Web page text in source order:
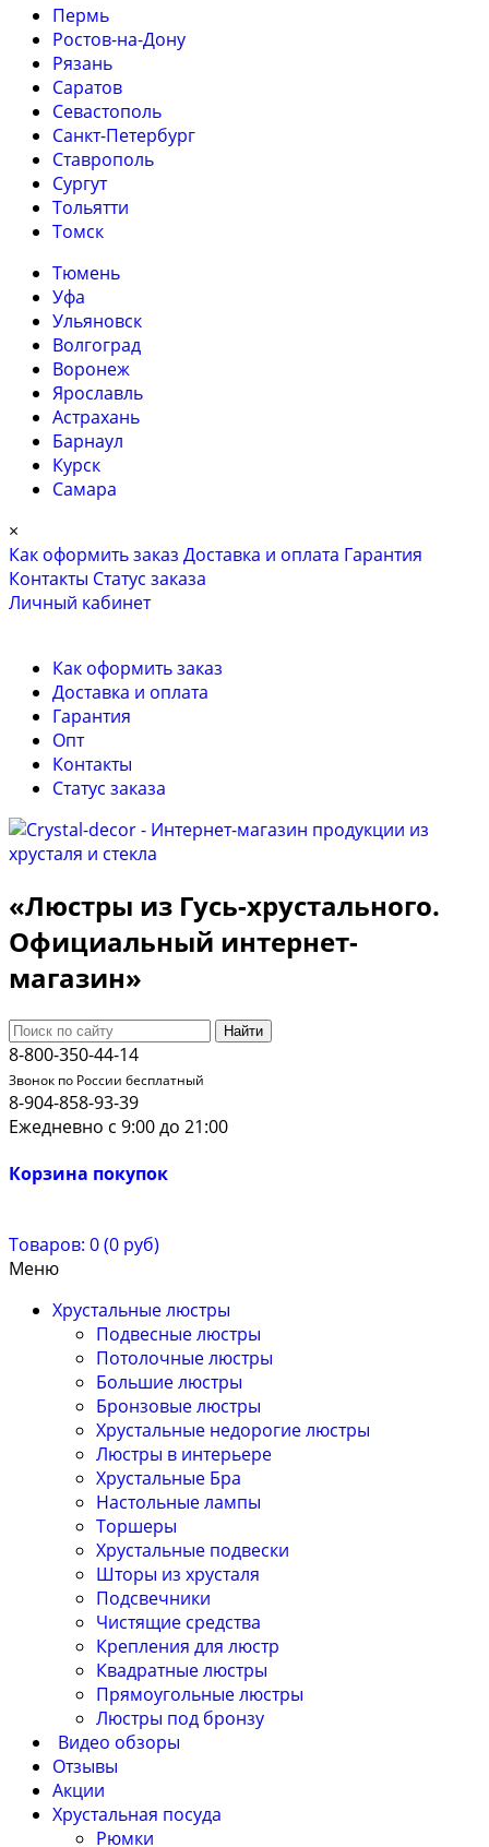
Пермь
Ростов-на-Дону
Рязань
Саратов
Севастополь
Санкт-Петербург
Ставрополь
Сургут
Тольятти
Томск
Тюмень
Уфа
Ульяновск
Волгоград
Воронеж
Ярославль
Астрахань
Барнаул
Курск
Самара
×
Как оформить заказ Доставка и оплата Гарантия
Контакты Cтатус заказа
Личный кабинет
Как оформить заказ
Доставка и оплата
Гарантия
Опт
Контакты
Cтатус заказа
«Люстры из Гусь-хрустального.
Официальный интернет-
магазин»
Найти
8-800-350-44-14
Звонок по России бесплатный
8-904-858-93-39
Ежедневно с 9:00 до 21:00
Корзина покупок
Товаров: 0 (0 руб)
Меню
Хрустальные люстры
Подвесные люстры
Потолочные люстры
Большие люстры
Бронзовые люстры
Хрустальные недорогие люстры
Люстры в интерьере
Хрустальные Бра
Настольные лампы
Торшеры
Хрустальные подвески
Шторы из хрусталя
Подсвечники
Чистящие средства
Крепления для люстр
Квадратные люстры
Прямоугольные люстры
Люстры под бронзу
Видео обзоры
Отзывы
Акции
Хрустальная посуда
Рюмки